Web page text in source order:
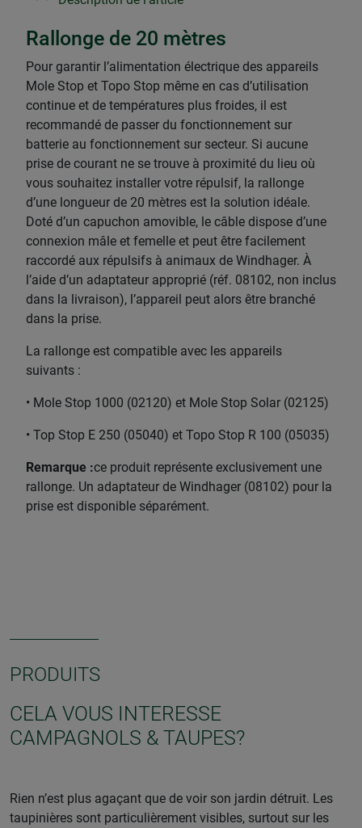
Rallonge de 20 mètres
Pour garantir l’alimentation électrique des appareils
Mole Stop et Topo Stop même en cas d’utilisation
continue et de températures plus froides, il est
recommandé de passer du fonctionnement sur
batterie au fonctionnement sur secteur. Si aucune
prise de courant ne se trouve à proximité du lieu où
vous souhaitez installer votre répulsif, la rallonge
d’une longueur de 20 mètres est la solution idéale.
Doté d’un capuchon amovible, le câble dispose d’une
connexion mâle et femelle et peut être facilement
raccordé aux répulsifs à animaux de Windhager. À
l’aide d’un adaptateur approprié (réf. 08102, non inclus
dans la livraison), l’appareil peut alors être branché
dans la prise.
La rallonge est compatible avec les appareils
suivants :
• Mole Stop 1000 (02120) et Mole Stop Solar (02125)
• Top Stop E 250 (05040) et Topo Stop R 100 (05035)
Remarque :ce produit représente exclusivement une
rallonge. Un adaptateur de Windhager (08102) pour la
prise est disponible séparément.
PRODUITS
CELA VOUS INTERESSE
CAMPAGNOLS & TAUPES?
Rien n’est plus agaçant que de voir son jardin détruit. Les
taupinières sont particulièrement visibles, surtout sur les